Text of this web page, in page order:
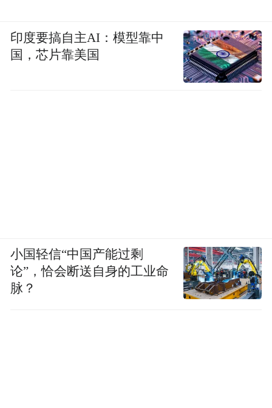
印度要搞自主AI：模型靠中
国，芯片靠美国
小国轻信“中国产能过剩
论”，恰会断送自身的工业命
脉？